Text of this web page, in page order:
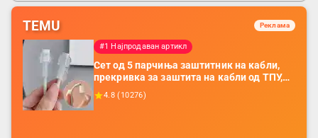
TEMU Реклама
#1 Најпродаван артикл
Сет од 5 парчиња заштитник на кабли,
прекривка за заштита на кабли од ТПУ,
додатоци за заштита на кабли, без
батерија, за мобилни телефони, комплет
4.8 (10276)